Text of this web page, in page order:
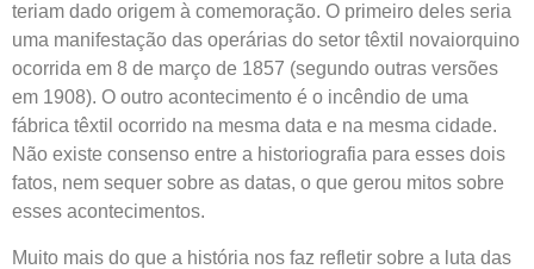
teriam dado origem à comemoração. O primeiro deles seria
uma manifestação das operárias do setor têxtil novaiorquino
ocorrida em 8 de março de 1857 (segundo outras versões
em 1908). O outro acontecimento é o incêndio de uma
fábrica têxtil ocorrido na mesma data e na mesma cidade.
Não existe consenso entre a historiografia para esses dois
fatos, nem sequer sobre as datas, o que gerou mitos sobre
esses acontecimentos.
Muito mais do que a história nos faz refletir sobre a luta das